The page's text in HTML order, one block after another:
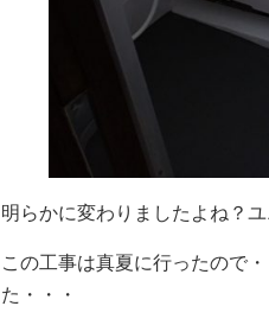
明らかに変わりましたよね？
この工事は真夏に行ったので
た・・・